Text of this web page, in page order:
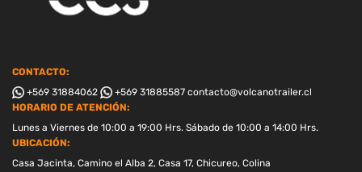
CONTACTO:
+569 31884062
+569 31885587 contacto@volcanotrailer.cl
HORARIO DE ATENCIÓN:
Lunes a Viernes de 10:00 a 19:00 Hrs. Sábado de 10:00 a 14:00 Hrs.
UBICACIÓN:
Casa Jacinta, Camino el Alba 2, Casa 17, Chicureo, Colina